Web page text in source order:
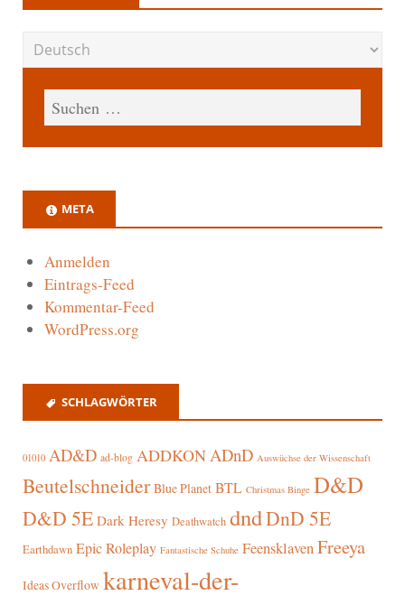
META
Anmelden
Eintrags-Feed
Kommentar-Feed
WordPress.org
SCHLAGWÖRTER
01010 AD&D ad-blog ADDKONADnD Auswüchse der Wissenschaft
Beutelschneider Blue Planet BTL Christmas Binge D&D
D&D 5E Dark Heresy Deathwatch dndDnD 5E
Earthdawn Epic Roleplay Fantastische Schuhe FeensklavenFreeya
Ideas Overflow karneval-der-